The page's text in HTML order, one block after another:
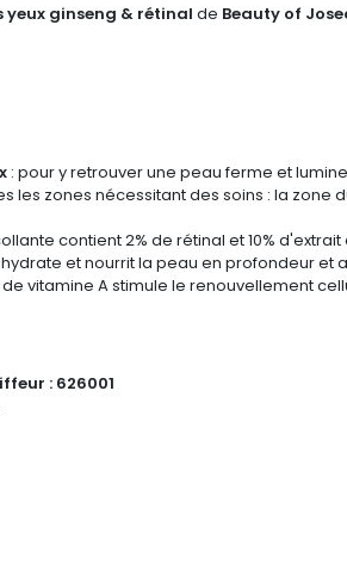
ginseng & rétinal de Beauty of
: pour y retrouver une peau ferme et
les zones nécessitant des soins : la
contient 2% de rétinal et 10%
et nourrit la peau en profondeur et
vitamine A stimule le renouvellement
: 626001